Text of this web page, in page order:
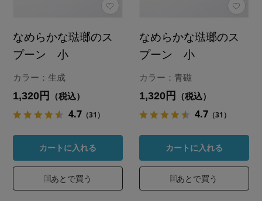
なめらかな琺瑯のス
プーン 小
カラー：生成
1,320円 （税込）
4.7 （31）
カートに入れる
あとで買う
なめらかな琺瑯のス
プーン 小
カラー：青磁
1,320円 （税込）
4.7 （31）
カートに入れる
あとで買う